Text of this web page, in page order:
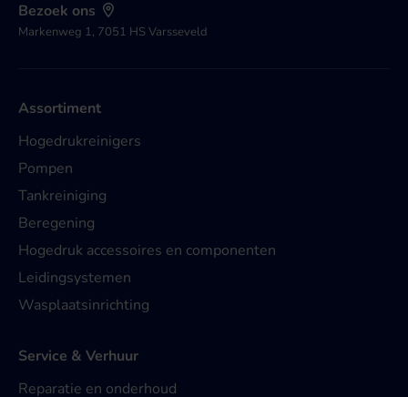
Bezoek ons
Markenweg 1, 7051 HS Varsseveld
Assortiment
Hogedrukreinigers
Pompen
Tankreiniging
Beregening
Hogedruk accessoires en componenten
Leidingsystemen
Wasplaatsinrichting
Service & Verhuur
Reparatie en onderhoud